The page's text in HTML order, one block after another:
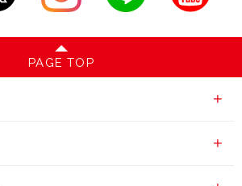
PAGE TOP
ー
淹れ方
情報一覧